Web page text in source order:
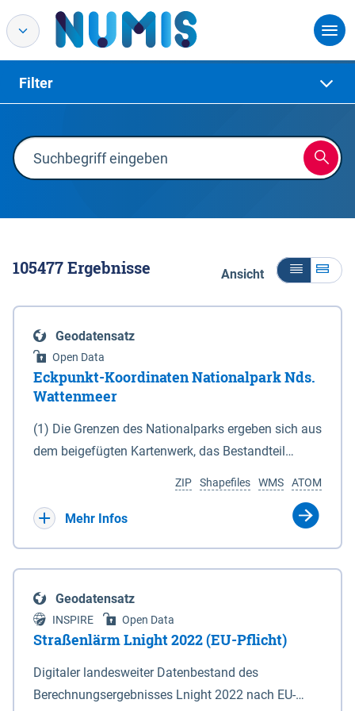
Filter
105477Ergebnisse Ansicht
Geodatensatz
Open Data
Eckpunkt-Koordinaten Nationalpark Nds.
Wattenmeer
(1) Die Grenzen des Nationalparks ergeben sich aus
dem beigefügten Kartenwerk, das Bestandteil
(DTK) im Maßstab 1 : 100 000 (Anlage 2), 2.
verkleinerte Amtliche Karte 1 : 5 000 (AK5) im
projizierte Koordinaten im Europäischen
Terrestrischen Referenzsystem 1989 (ETRS 89) mit
der Universalen Transversalen Mercator-Abbildung
bezogen auf die Zone 32 N (UTM 32N) dargestellt
(Anlage 4); Gleiches gilt für die geografischen
ATOM
WMS
Shapefiles
ZIP
Mehr Infos
Geodatensatz
INSPIRE Open Data
Straßenlärm Lnight 2022 (EU-Pflicht)
Digitaler landesweiter Datenbestand des
Berechnungsergebnisses Lnight 2022 nach EU-